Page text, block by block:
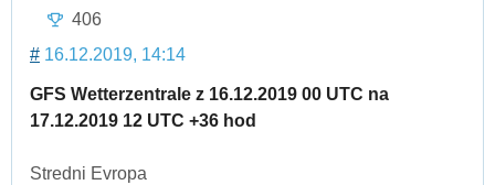
406
# 16.12.2019, 14:14
GFS Wetterzentrale z 16.12.2019 00 UTC na
17.12.2019 12 UTC +36 hod
Stredni Evropa